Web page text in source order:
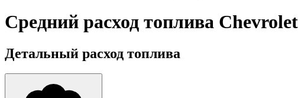
Средний расход топлива
Детальный расход топлива